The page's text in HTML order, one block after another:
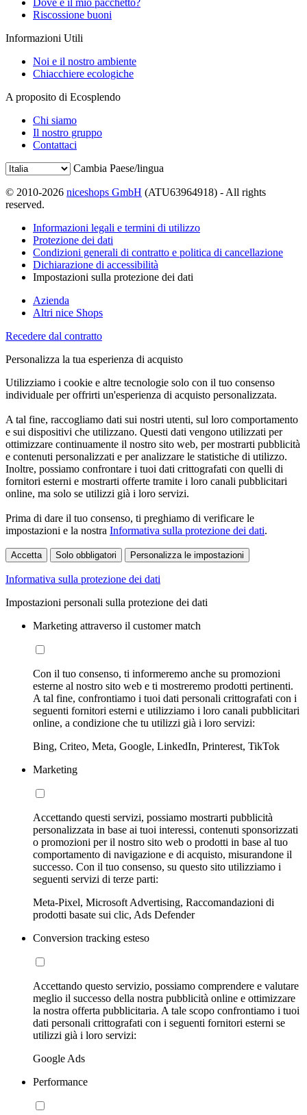
Riscossione buoni
Informazioni Utili
Noi e il nostro ambiente
Chiacchiere ecologiche
A proposito di Ecosplendo
Chi siamo
Il nostro gruppo
Contattaci
Cambia Paese/lingua
© 2010-2026 niceshops GmbH (ATU63964918) - All rights
reserved.
Informazioni legali e termini di utilizzo
Protezione dei dati
Condizioni generali di contratto e politica di cancellazione
Dichiarazione di accessibilità
Impostazioni sulla protezione dei dati
Azienda
Altri nice Shops
Recedere dal contratto
Personalizza la tua esperienza di acquisto
Utilizziamo i cookie e altre tecnologie solo con il tuo consenso
individuale per offrirti un'esperienza di acquisto personalizzata.
A tal fine, raccogliamo dati sui nostri utenti, sul loro comportamento
e sui dispositivi che utilizzano. Questi dati vengono utilizzati per
ottimizzare continuamente il nostro sito web, per mostrarti pubblicità
e contenuti personalizzati e per analizzare le statistiche di utilizzo.
Inoltre, possiamo confrontare i tuoi dati crittografati con quelli di
fornitori esterni e mostrarti offerte tramite i loro canali pubblicitari
online, ma solo se utilizzi già i loro servizi.
Prima di dare il tuo consenso, ti preghiamo di verificare le
impostazioni e la nostra Informativa sulla protezione dei dati.
Accetta Solo obbligatori Personalizza le impostazioni
Informativa sulla protezione dei dati
Impostazioni personali sulla protezione dei dati
Marketing attraverso il customer match
Con il tuo consenso, ti informeremo anche su promozioni
esterne al nostro sito web e ti mostreremo prodotti pertinenti.
A tal fine, confrontiamo i tuoi dati personali crittografati con i
seguenti fornitori esterni e utilizziamo i loro canali pubblicitari
online, a condizione che tu utilizzi già i loro servizi:
Bing, Criteo, Meta, Google, LinkedIn, Printerest, TikTok
Marketing
Accettando questi servizi, possiamo mostrarti pubblicità
personalizzata in base ai tuoi interessi, contenuti sponsorizzati
o promozioni per il nostro sito web o prodotti in base al tuo
comportamento di navigazione e di acquisto, misurandone il
successo. Con il tuo consenso, su questo sito utilizziamo i
seguenti servizi di terze parti:
Meta-Pixel, Microsoft Advertising, Raccomandazioni di
prodotti basate sui clic, Ads Defender
Conversion tracking esteso
Accettando questo servizio, possiamo comprendere e valutare
meglio il successo della nostra pubblicità online e ottimizzare
la nostra offerta pubblicitaria. A tale scopo confrontiamo i tuoi
dati personali crittografati con i seguenti fornitori esterni se
utilizzi già i loro servizi:
Google Ads
Performance